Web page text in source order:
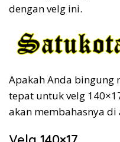
dengan velg ini.
Apakah Anda bingung
tepat untuk velg
akan membahasnya